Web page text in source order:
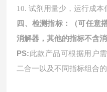
10. 试剂用量少，运行成本
四、检测指标：
（可任意
消解器，其他的指标不含消
PS:此款产品可根据用户
二合一以及不同指标组合